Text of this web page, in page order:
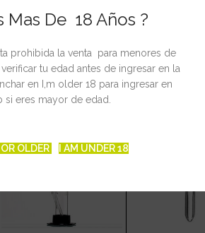
Mas De 18 Años ?
prohibida la venta para menores de
tu edad antes de ingresar en la
en I,m older 18 para ingresar en
si eres mayor de edad.
OR OLDER I AM UNDER 18